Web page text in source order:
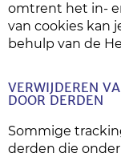
omtrent het in-
van cookies kan
behulp van de
VERWIJDEREN
DOOR DERDEN
Sommige
derden die